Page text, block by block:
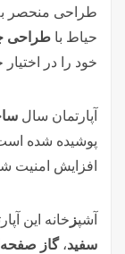
طراحی منحصر
حیاط با طراحی
خود را در
آپارتمان سال
پوشیده شده
افزایش امنیت
آشپز خانه این
سفید، گاز